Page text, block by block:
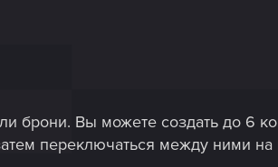
брони. Вы можете создать до 6
переключаться между ними